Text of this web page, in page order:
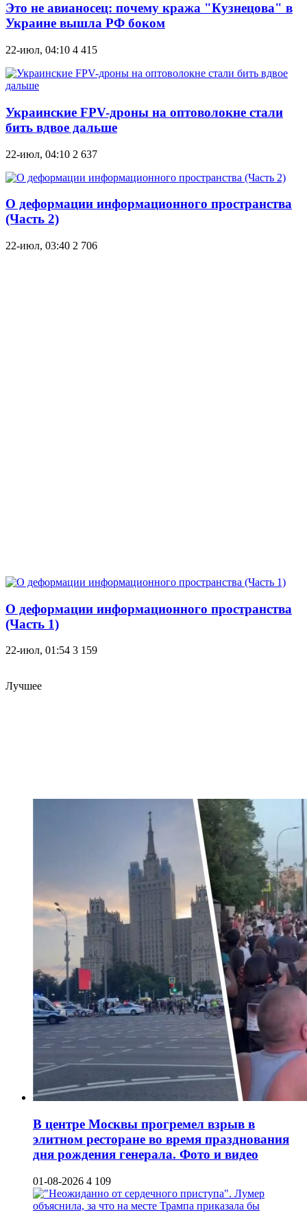
Это не авианосец: почему кража "Кузнецова" в
Украине вышла РФ боком
22-июл, 04:10 4 415
Украинские FPV-дроны на оптоволокне стали
бить вдвое дальше
22-июл, 04:10 2 637
О деформации информационного пространства
(Часть 2)
22-июл, 03:40 2 706
О деформации информационного пространства
(Часть 1)
22-июл, 01:54 3 159
Лучшее
В центре Москвы прогремел взрыв в
элитном ресторане во время празднования
дня рождения генерала. Фото и видео
01-08-2026 4 109